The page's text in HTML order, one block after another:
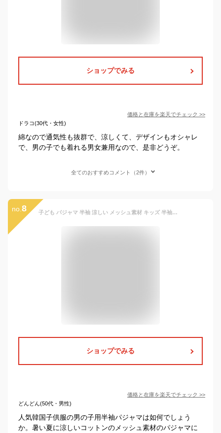
ショップでみる
価格と在庫を楽天でチェック >>
ドラコ(30代・女性)
綿なので通気性も抜群で、涼しくて、デザインもオシャレ
で、男の子でも着れる男女兼用なので、是非どうぞ。
全てのおすすめコメント（2件）
no. 8 子ども パジャマ 半袖 涼しい メッシュ素材 キッズ 半袖短パン コットン 男の子 女の子 薄手 夏 110 120 130 140 150 ルームウェア 寝巻き 子供服 韓国こども服 通気性
ショップでみる
価格と在庫を楽天でチェック >>
どんどん(50代・男性)
人気韓国子供服の男の子用半袖パジャマは如何でしょう
か。暑い夏に涼しいコットンのメッシュ素材のパジャマに